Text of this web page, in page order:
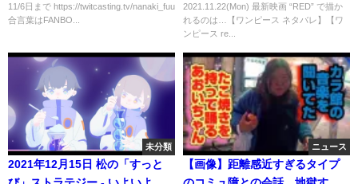
やき】
11/6日まで https://twitcasting.tv/nanaki_fuu
合言葉はFANBO...
2021.11.22(Mon) 最新映画 “RED” で描か
れるのは…【ワンピース ネタバレ】【ワ
ンピース re...
未分類
2021年12月15日 松の「すっと
ニュース
【画像】距離感近すぎるタイプ